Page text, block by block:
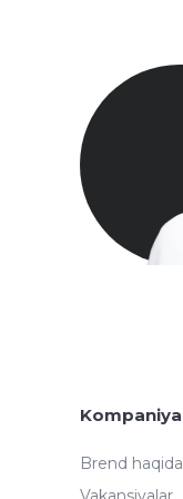
Kompaniya
Brend haqida